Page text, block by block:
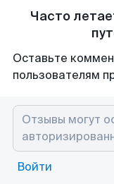
Часто
Оставьте
пользователям
Войти